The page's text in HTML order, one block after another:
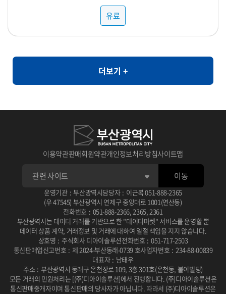
유료
유료
라라떼(HOT), 바닐라라떼(ICE), 스무디, 아메리카노(HOT), 아메
리카노(ICE), 에이드, 카라멜마끼아또(HOT), 카라멜마끼아또
(ICE) ▷ 분식 : 김밥(야채), 김밥(참치), 김밥(치즈), 돈까스, 떡볶이,
유료
유료
셋은 개인정보 보호 및 연구 목적을 위해 합성데이터(Synthetic
Data) 기법을 기반으로 생성되었습니다. 합성데이터는 실제 데이터
운 분석이 가능하도록 설계되었습니다. 특히 의료/보건/사회 데이터
와 같이 민감한 정보의 활용도가 제한되는 환경에서도 안전하게 고품
질의 데이터 분석을 지원할 수 있습니다. [개요] - 한국인의 자가 정신
유형 코드 - 자기진단 우울 - 자기진단 불안 - 자기진단 스트레스 - 자
기진단 외상후점수 - 상담사 진단 우울 - 상담사 진단 불안 - 상담사 진
에서 주요우울장애 선별을 위한 PHQ-2/PHQ-9 연속선별검사의 유
용성 연구 목적: 일차의료 환경에서 PHQ-2와 PHQ-9를 연속적으로
사용하는 선별검사의 효율성과 정확성을 평가 사용 데이터: 2010년
2월부터 6월까지 일개 대학병원 외래환자 201명을 대상으로 PHQ-
2, PHQ-9, BDI 설문조사 및 DSM-IV 기준에 따른 주치의 면담 주요
결과: PHQ-2/PHQ-9 연속선별검사는 단독 시행보다 진단 정확도가
높고 소요 시간이 적어 일차진료에서 우울증 선별에 유용한 도구로
확인됨 DOI / 링크: 논문 보기 � 뇌교육 기반 명상과 응용근신경학
유료
개제한자료로서 민간에 제공할 수 없습니다. *국가공간정보기본법
에 따른 비공개 데이터이므로 민간에게는 판매할 수 없습니다. 공공
유료
더보기 +
이용약관판매회원약관개인정보처리방침사이트맵
운영기관 : 부산광역시담당자 : 이근복051-888-2365
(우 47545) 부산광역시 연제구 중앙대로 1001(연산동)
전화번호 : 051-888-2366, 2365, 2361
부산광역시는 데이터 거래를 기반으로 한 "데이터마켓" 서비스를 운영할 뿐
데이터 상품 계약, 거래정보 및 거래에 대하여 일절 책임을 지지 않습니다.
상호명 : 주식회사 디아이솔루션전화번호 : 051-717-2503
통신판매업신고번호 : 제 2024-부산동래-0739 호사업자번호 : 234-88-00839
대표자 : 남태우
주소 : 부산광역시 동래구 온천장로 109, 3층 301호(온천동, 붙이빌딩)
모든 거래의 민원처리는 [(주)디아이솔루션]에서 진행합니다. (주)디아이솔루션은
통신판매중개자이며 통신판매의 당사자가 아닙니다. 따라서 (주)디아이솔루션은
이동